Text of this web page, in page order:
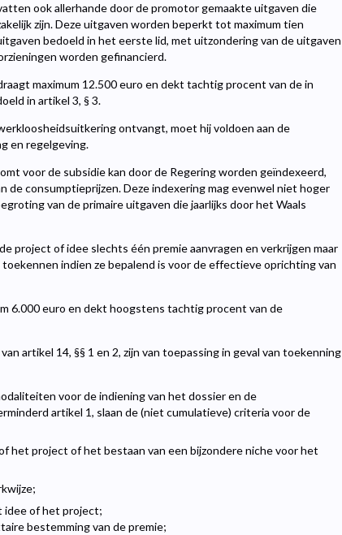
ook allerhande door de promotor gemaakte uitgaven die
zijn. Deze uitgaven worden beperkt tot maximum tien
bedoeld in het eerste lid, met uitzondering van de uitgaven
worden gefinancierd.
maximum 12.500 euro en dekt tachtig procent van de in
in artikel 3, § 3.
ontvangt, moet hij voldoen aan de
en regelgeving.
voor de subsidie kan door de Regering worden geïndexeerd,
de consumptieprijzen. Deze indexering mag evenwel niet hoger
van de primaire uitgaven die jaarlijks door het Waals
project of idee slechts één premie aanvragen en verkrijgen maar
indien ze bepalend is voor de effectieve oprichting van
6.000 euro en dekt hoogstens tachtig procent van de
artikel 14, §§ 1 en 2, zijn van toepassing in geval van toekenning
voor de indiening van het dossier en de
artikel 1, slaan de (niet cumulatieve) criteria voor de
het project of het bestaan van een bijzondere niche voor het
idee of het project;
bestemming van de premie;